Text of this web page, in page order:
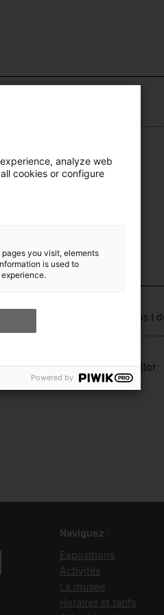
França
Sectors productius i
Família Martí Monllor
Naviguez :
Expositions
Activités
Le musée
Horaires et tarifs
analyze web
cookies or configure
you visit, elements
is used to
Powered by